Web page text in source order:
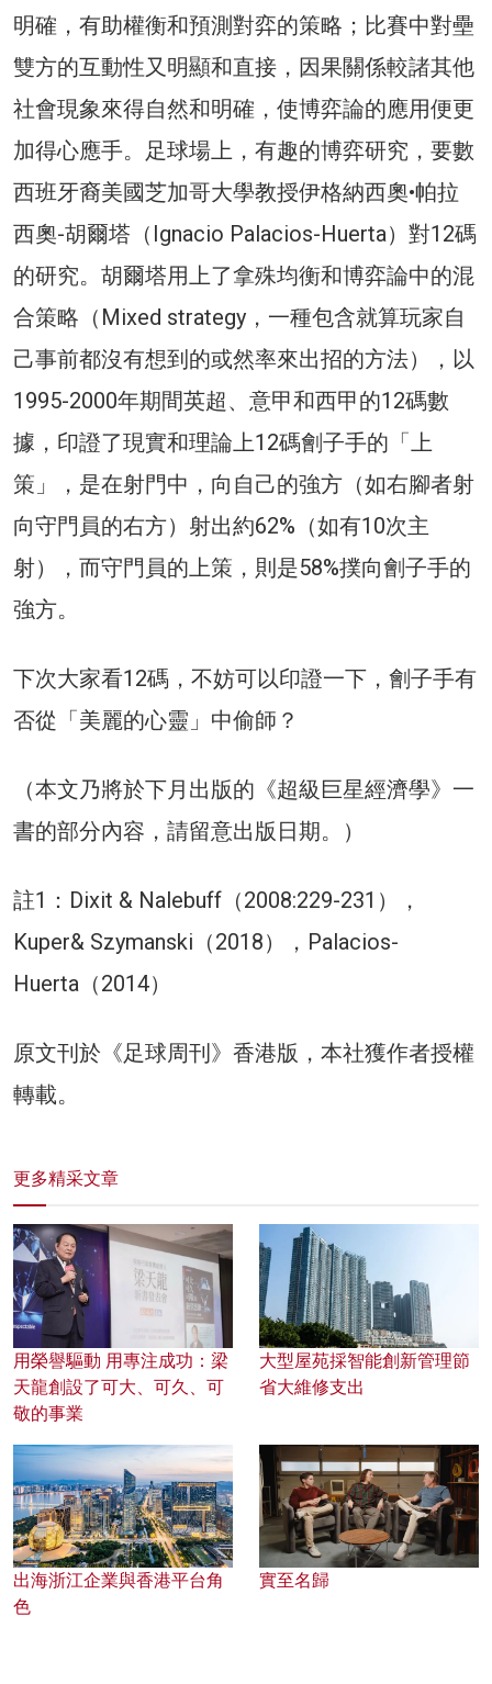
明確，有助權衡和預測對弈的策略；比賽中對壘
雙方的互動性又明顯和直接，因果關係較諸其他
社會現象來得自然和明確，使博弈論的應用便更
加得心應手。足球場上，有趣的博弈研究，要數
西班牙裔美國芝加哥大學教授伊格納西奧•帕拉
西奧-胡爾塔（Ignacio Palacios-Huerta）對12碼
的研究。胡爾塔用上了拿殊均衡和博弈論中的混
合策略（Mixed strategy，一種包含就算玩家自
己事前都沒有想到的或然率來出招的方法），以
1995-2000年期間英超、意甲和西甲的12碼數
據，印證了現實和理論上12碼劊子手的「上
策」，是在射門中，向自己的強方（如右腳者射
向守門員的右方）射出約62%（如有10次主
射），而守門員的上策，則是58%撲向劊子手的
強方。
下次大家看12碼，不妨可以印證一下，劊子手有
否從「美麗的心靈」中偷師？
（本文乃將於下月出版的《超級巨星經濟學》一
書的部分內容，請留意出版日期。）
註1：Dixit & Nalebuff（2008:229-231），
Kuper& Szymanski（2018），Palacios-
Huerta（2014）
原文刊於《足球周刊》香港版，本社獲作者授權
轉載。
更多精采文章
用榮譽驅動 用專注成功：梁
天龍創設了可大、可久、可
敬的事業
大型屋苑採智能創新管理節
省大維修支出
出海浙江企業與香港平台角
色
實至名歸